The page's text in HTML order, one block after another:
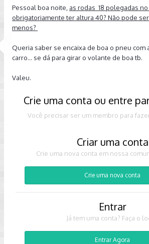
Pessoal boa noite, as rodas 18 polegadas
obrigatoriamente ter altura 40? Não pode
menos?
Queria saber se encaixa de boa o pneu com
carro... se dá para girar o volante de boa tb.
Valeu.
Crie uma conta ou entre
Você precisar ser um membro para
Criar uma conta
Crie uma nova conta em nossa
Crie uma nova conta
Entrar
Já tem uma conta? Faça o
Entrar Agora